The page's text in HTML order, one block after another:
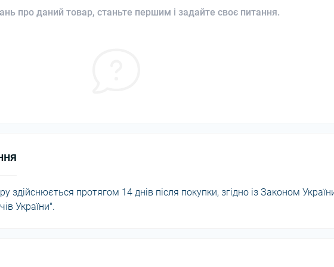
про даний товар, станьте першим і задайте своє питання.
здійснюється протягом 14 днів після покупки, згідно із Законом
України".